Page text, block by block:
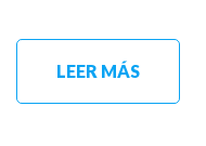
LEER MÁS